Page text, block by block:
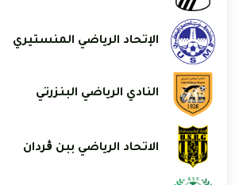
الإتحاد الرياضي المنستيري
النادي الرياضي البنزرتي
الاتحاد الرياضي ببن ڨردان